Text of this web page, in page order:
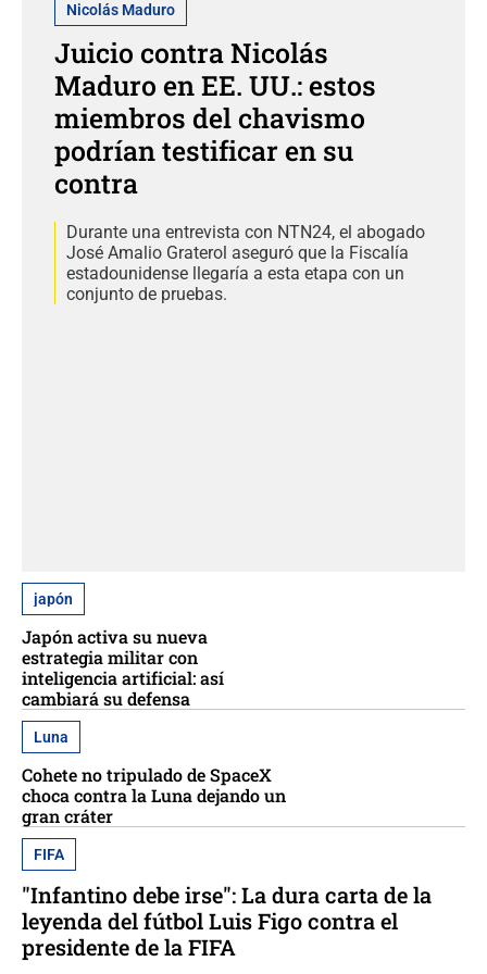
Nicolás Maduro
Juicio contra Nicolás
Maduro en EE. UU.: estos
miembros del chavismo
podrían testificar en su
contra
Durante una entrevista con NTN24, el abogado
José Amalio Graterol aseguró que la Fiscalía
estadounidense llegaría a esta etapa con un
conjunto de pruebas.
japón
Japón activa su nueva
estrategia militar con
inteligencia artificial: así
cambiará su defensa
Luna
Cohete no tripulado de SpaceX
choca contra la Luna dejando un
gran cráter
FIFA
"Infantino debe irse": La dura carta de la
leyenda del fútbol Luis Figo contra el
presidente de la FIFA